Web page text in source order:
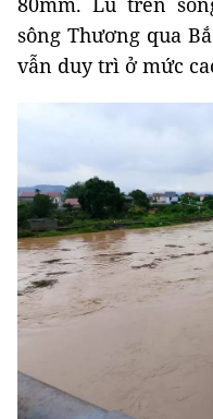
sông Thương qua
vẫn duy trì ở mức